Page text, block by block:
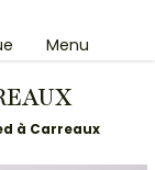
Menu
à Carreaux